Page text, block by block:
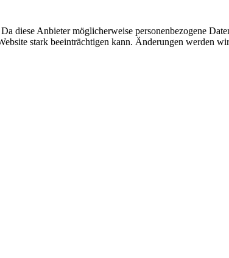
diese Anbieter möglicherweise personenbezogene
stark beeinträchtigen kann. Änderungen werden